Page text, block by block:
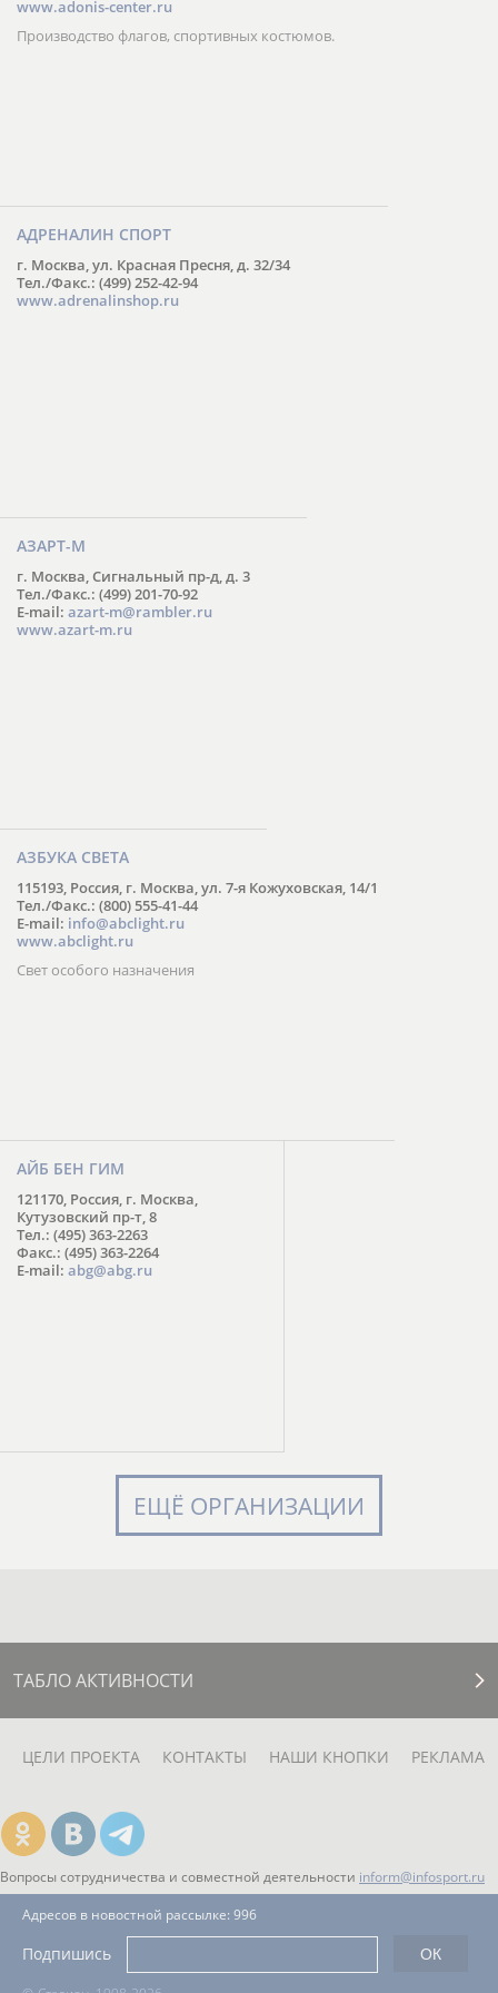
www.adonis-center.ru
Производство флагов, спортивных костюмов.
АДРЕНАЛИН СПОРТ
г. Москва, ул. Красная Пресня, д. 32/34
Тел./Факс.: (499) 252-42-94
www.adrenalinshop.ru
АЗАРТ-М
г. Москва, Сигнальный пр-д, д. 3
Тел./Факс.: (499) 201-70-92
E-mail: azart-m@rambler.ru
www.azart-m.ru
АЗБУКА СВЕТА
115193, Россия, г. Москва, ул. 7-я Кожуховская, 14/1
Тел./Факс.: (800) 555-41-44
E-mail: info@abclight.ru
www.abclight.ru
Свет особого назначения
АЙБ БЕН ГИМ
121170, Россия, г. Москва,
Кутузовский пр-т, 8
Тел.: (495) 363-2263
Факс.: (495) 363-2264
E-mail: abg@abg.ru
ЕЩЁ ОРГАНИЗАЦИИ
ТАБЛО АКТИВНОСТИ
ЦЕЛИ ПРОЕКТА КОНТАКТЫ НАШИ КНОПКИ РЕКЛАМА
Вопросы сотрудничества и совместной деятельности inform@infosport.ru
Адресов в новостной рассылке: 996
Подпишись